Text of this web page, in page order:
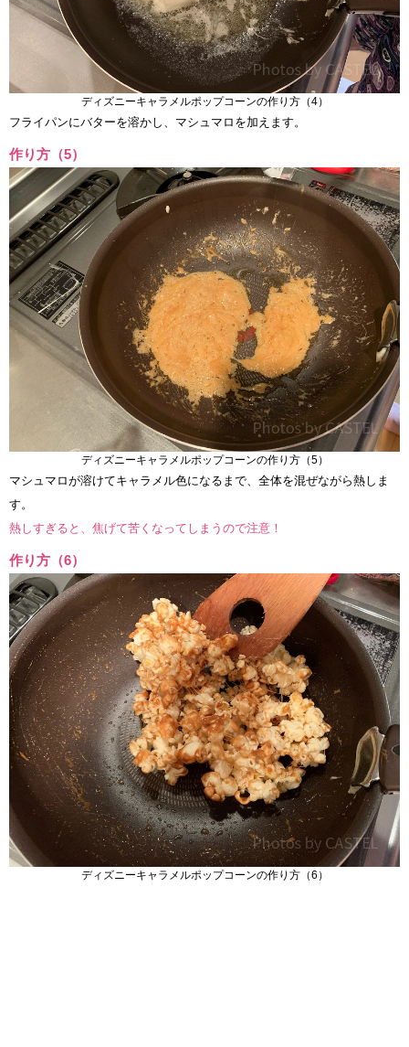
ディズニーキャラメルポップコーンの作り方（4）
フライパンにバターを溶かし、マシュマロを加えます。
作り方（5）
ディズニーキャラメルポップコーンの作り方（5）
マシュマロが溶けてキャラメル色になるまで、全体を混ぜながら熱しま
す。
熱しすぎると、焦げて苦くなってしまうので注意！
作り方（6）
ディズニーキャラメルポップコーンの作り方（6）